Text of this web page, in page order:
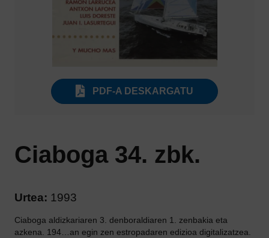
PDF-A DESKARGATU
Ciaboga 34. zbk.
Urtea: 1993
Ciaboga aldizkariaren 3. denboraldiaren 1. zenbakia eta
azkena. 194…an egin zen estropadaren edizioa digitalizatzea.